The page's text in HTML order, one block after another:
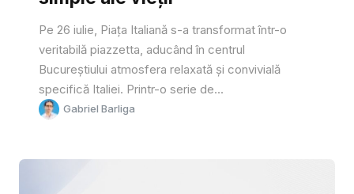
Pe 26 iulie, Piața Italiană s-a transformat într-o
veritabilă piazzetta, aducând în centrul
Bucureștiului atmosfera relaxată și convivială
specifică Italiei. Printr-o serie de...
Gabriel Barliga